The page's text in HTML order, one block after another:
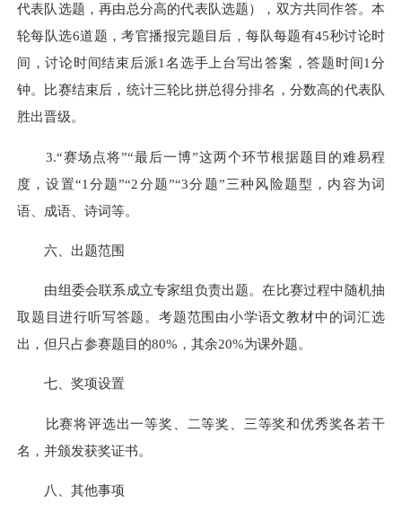
代表队选题，再由总分高的代表队选题），双方共同作答。本
轮每队选6道题，考官播报完题目后，每队每题有45秒讨论时
间，讨论时间结束后派1名选手上台写出答案，答题时间1分
钟。比赛结束后，统计三轮比拼总得分排名，分数高的代表队
胜出晋级。
3.“赛场点将”“最后一博”这两个环节根据题目的难易程
度，设置“1分题”“2分题”“3分题”三种风险题型，内容为词
语、成语、诗词等。
六、出题范围
由组委会联系成立专家组负责出题。在比赛过程中随机抽
取题目进行听写答题。考题范围由小学语文教材中的词汇选
出，但只占参赛题目的80%，其余20%为课外题。
七、奖项设置
比赛将评选出一等奖、二等奖、三等奖和优秀奖各若干
名，并颁发获奖证书。
八、其他事项